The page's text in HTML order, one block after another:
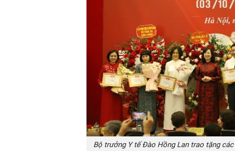
Bộ trưởng Y tế Đào Hồng Lan trao tặng